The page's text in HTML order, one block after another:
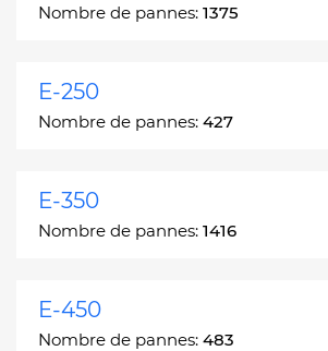
Nombre de pannes: 1375
E-250
Nombre de pannes: 427
E-350
Nombre de pannes: 1416
E-450
Nombre de pannes: 483